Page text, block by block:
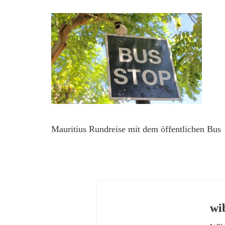
Mauritius Rundreise mit dem öffentlichen Bus